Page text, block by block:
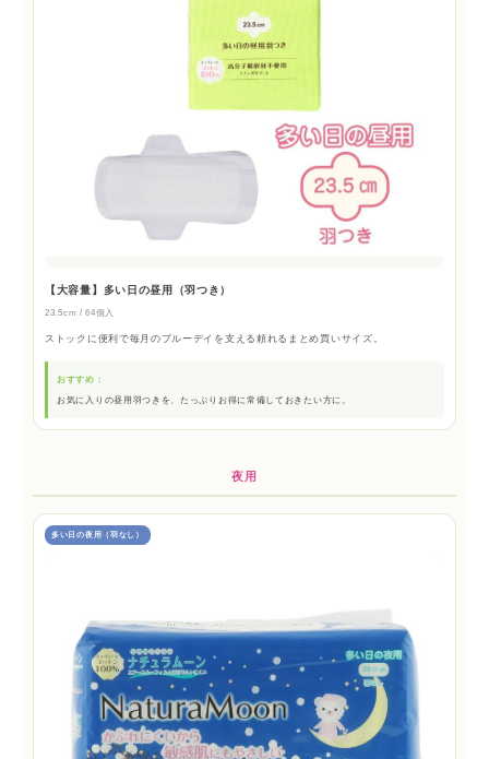
【大容量】多い日の昼用（羽つき）
23.5cm / 64個入
ストックに便利で毎月のブルーデイを支える頼れるまとめ買いサイズ。
おすすめ：
お気に入りの昼用羽つきを、たっぷりお得に常備しておきたい方に。
夜用
多い日の夜用（羽なし）